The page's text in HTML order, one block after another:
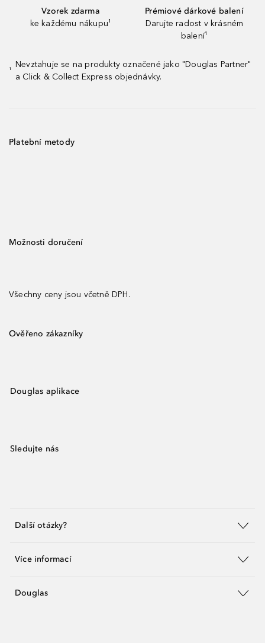
Vzorek zdarma
ke každému nákupu¹
Prémiové dárkové balení
Darujte radost v krásném
balení¹
¹
Nevztahuje se na produkty označené jako "Douglas Partner"
a Click & Collect Express objednávky.
Platební metody
Možnosti doručení
Všechny ceny jsou včetně DPH.
Ověřeno zákazníky
Douglas aplikace
Sledujte nás
Další otázky?
Více informací
Douglas